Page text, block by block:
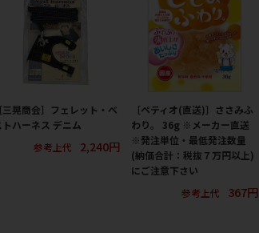
［三晃商会］フェレット・ベ
トハーネス デニム
参考上代
2,240円
［ペティオ(直送)］ささみふ
わり。 36g ※メーカー直送
※発注単位・最低発注数量
(納価合計：税抜７万円以上)
にご注意下さい
参考上代
367円